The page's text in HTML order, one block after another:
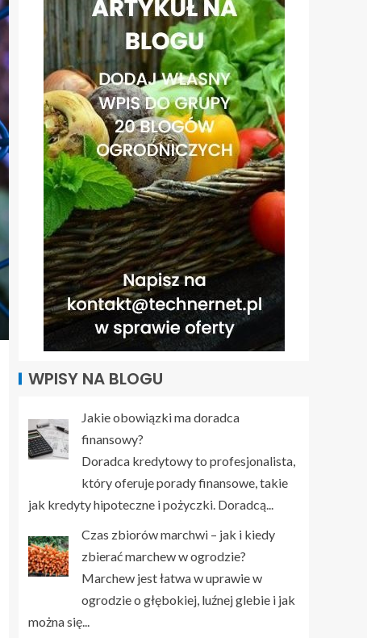
WPISY NA BLOGU
Jakie obowiązki ma doradca
finansowy?
Doradca kredytowy to profesjonalista,
który oferuje porady finansowe, takie
jak kredyty hipoteczne i pożyczki. Doradcą...
Czas zbiorów marchwi – jak i kiedy
zbierać marchew w ogrodzie?
Marchew jest łatwa w uprawie w
ogrodzie o głębokiej, luźnej glebie i jak
można się...